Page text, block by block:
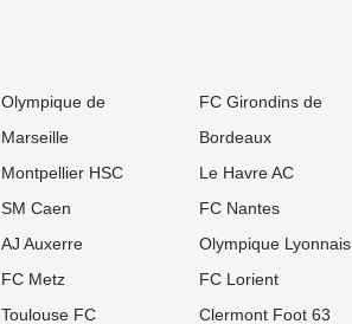
Olympique de
Marseille
Montpellier HSC
SM Caen
AJ Auxerre
FC Metz
Toulouse FC
FC Girondins de
Bordeaux
Le Havre AC
FC Nantes
Olympique Lyonnais
FC Lorient
Clermont Foot 63